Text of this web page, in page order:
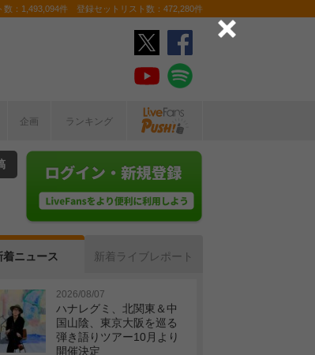
：1,493,094件 登録セットリスト数：472,280件
企画 ランキング
着ニュース 新着ライブレポート
2026/08/07
ハナレグミ、北関東＆中
国山陰、東京大阪を巡る
弾き語りツアー10月より
開催決定